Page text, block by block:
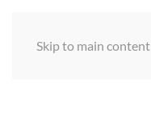
Skip to main content